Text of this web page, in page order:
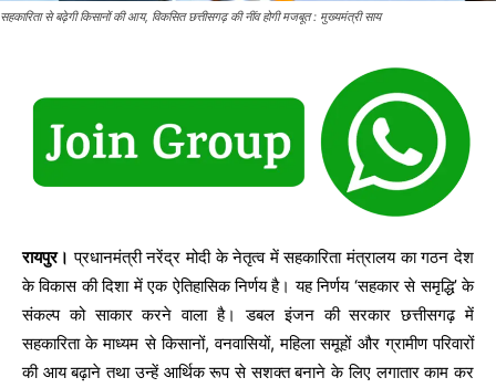
सहकारिता से बढ़ेगी किसानों की आय, विकसित छत्तीसगढ़ की नींव होगी मजबूत : मुख्यमंत्री साय
रायपुर। प्रधानमंत्री नरेंद्र मोदी के नेतृत्व में सहकारिता मंत्रालय का गठन देश
के विकास की दिशा में एक ऐतिहासिक निर्णय है। यह निर्णय ‘सहकार से समृद्धि’ के
संकल्प को साकार करने वाला है। डबल इंजन की सरकार छत्तीसगढ़ में
सहकारिता के माध्यम से किसानों, वनवासियों, महिला समूहों और ग्रामीण परिवारों
की आय बढ़ाने तथा उन्हें आर्थिक रूप से सशक्त बनाने के लिए लगातार काम कर